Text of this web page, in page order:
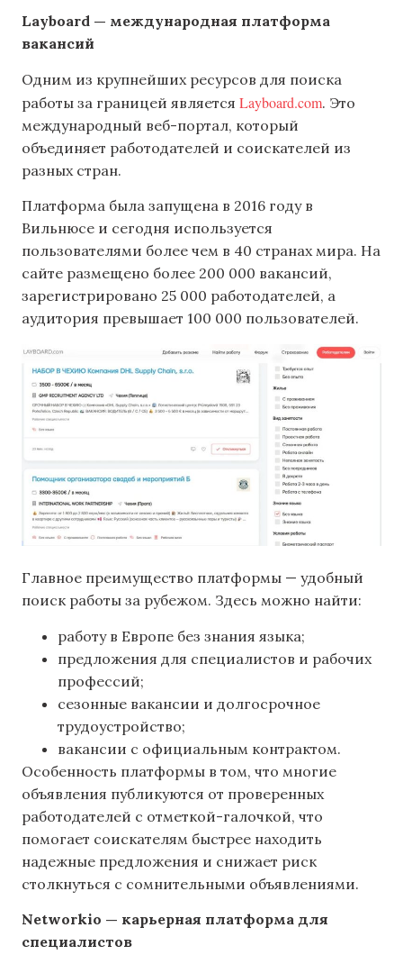
Layboard — международная платформа
вакансий
Одним из крупнейших ресурсов для поиска
работы за границей является Layboard.com. Это
международный веб-портал, который
объединяет работодателей и соискателей из
разных стран.
Платформа была запущена в 2016 году в
Вильнюсе и сегодня используется
пользователями более чем в 40 странах мира. На
сайте размещено более 200 000 вакансий,
зарегистрировано 25 000 работодателей, а
аудитория превышает 100 000 пользователей.
Главное преимущество платформы — удобный
поиск работы за рубежом. Здесь можно найти:
работу в Европе без знания языка;
предложения для специалистов и рабочих
профессий;
сезонные вакансии и долгосрочное
трудоустройство;
вакансии с официальным контрактом.
Особенность платформы в том, что многие
объявления публикуются от проверенных
работодателей с отметкой-галочкой, что
помогает соискателям быстрее находить
надежные предложения и снижает риск
столкнуться с сомнительными объявлениями.
Networkio — карьерная платформа для
специалистов